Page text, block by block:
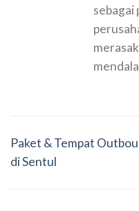
sebagai
Paket & Tempat
di Sentul